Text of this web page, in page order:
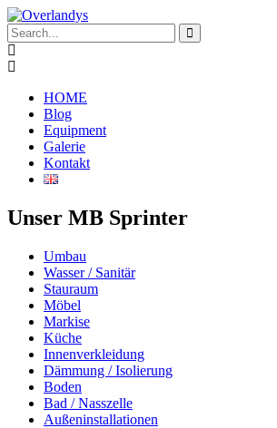
HOME
Blog
Equipment
Galerie
Kontakt
Unser MB Sprinter
Umbau
Wasser / Sanitär
Stauraum
Möbel
Markise
Küche
Innenverkleidung
Dämmung / Isolierung
Boden
Bad / Nasszelle
Außeninstallationen